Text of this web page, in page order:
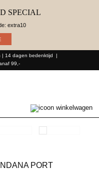
SPECIAL
extra10
| 14 dagen bedenktijd
99,-
Producten
zoeken
PORT